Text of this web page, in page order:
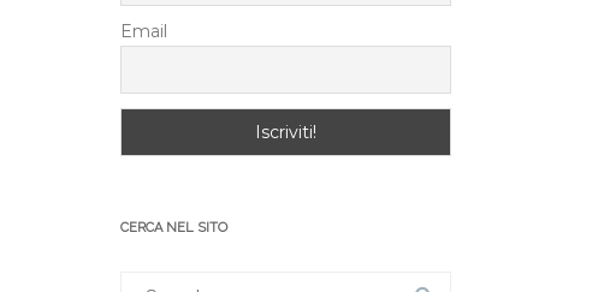
Email
CERCA NEL SITO